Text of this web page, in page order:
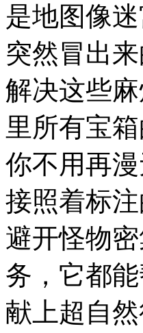
是地图像
突然冒出
解决这些
里所有宝
你不用再
接照着标
避开怪物
务，它都
献上超自